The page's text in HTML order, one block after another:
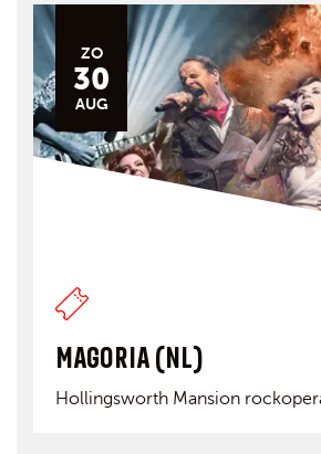
ZO
30
AUG
MAGORIA (NL)
Hollingsworth Mansion